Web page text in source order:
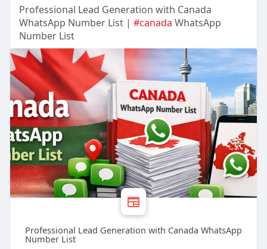
Professional Lead Generation with Canada
WhatsApp Number List | #canada WhatsApp
Number List
Professional Lead Generation with Canada WhatsApp
Number List